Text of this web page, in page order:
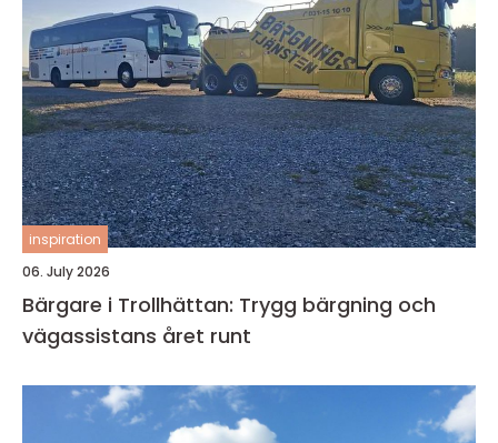
inspiration
06. July 2026
Bärgare i Trollhättan: Trygg bärgning och
vägassistans året runt